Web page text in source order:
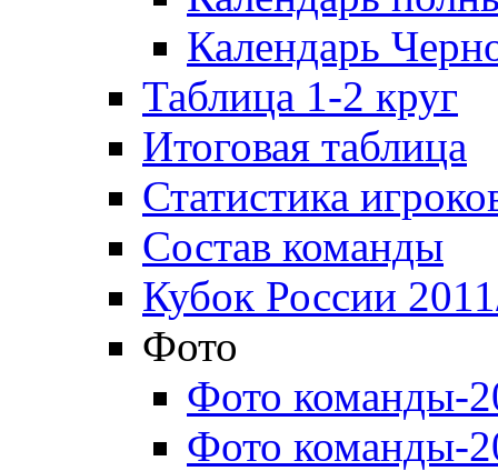
Календарь
Таблица 1-2 круг
Итоговая таблица
Статистика
Состав команды
Кубок России
Фото
Фото команды-
Фото команды-